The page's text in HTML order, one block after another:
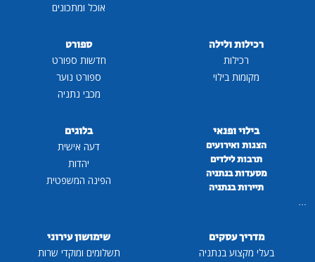
אוכל ומתכונים
רכילות ולילה
רכילות
מקומות בילוי
ספורט
חדשות ספורט
ספורט נוער
מכבי נתניה
בילוי ופנאי
הצגות ואירועים
תרבות לילדים
מסעדות בנתניה
תיירות בנתניה
...
בלוגים
דעה אישית
יהדות
הפינה המשפטית
מדריך עסקים
בעלי מקצוע בנתניה
שימושון עירוני
תשלומים ומוקדי שרות